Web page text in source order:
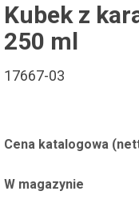
Kubek z
250 ml
17667-03
Cena katalogowa
W magazynie